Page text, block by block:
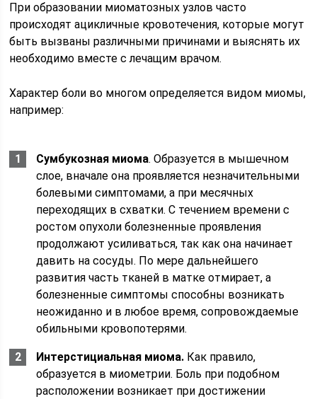
При образовании миоматозных узлов часто
происходят ацикличные кровотечения, которые могут
быть вызваны различными причинами и выяснять их
необходимо вместе с лечащим врачом.
Характер боли во многом определяется видом миомы,
например:
Сумбукозная миома. Образуется в мышечном
слое, вначале она проявляется незначительными
болевыми симптомами, а при месячных
переходящих в схватки. С течением времени с
ростом опухоли болезненные проявления
продолжают усиливаться, так как она начинает
давить на сосуды. По мере дальнейшего
развития часть тканей в матке отмирает, а
болезненные симптомы способны возникать
неожиданно и в любое время, сопровождаемые
обильными кровопотерями.
Интерстициальная миома. Как правило,
образуется в миометрии. Боль при подобном
расположении возникает при достижении